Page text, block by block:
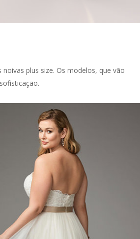
plus size. Os modelos, que vão